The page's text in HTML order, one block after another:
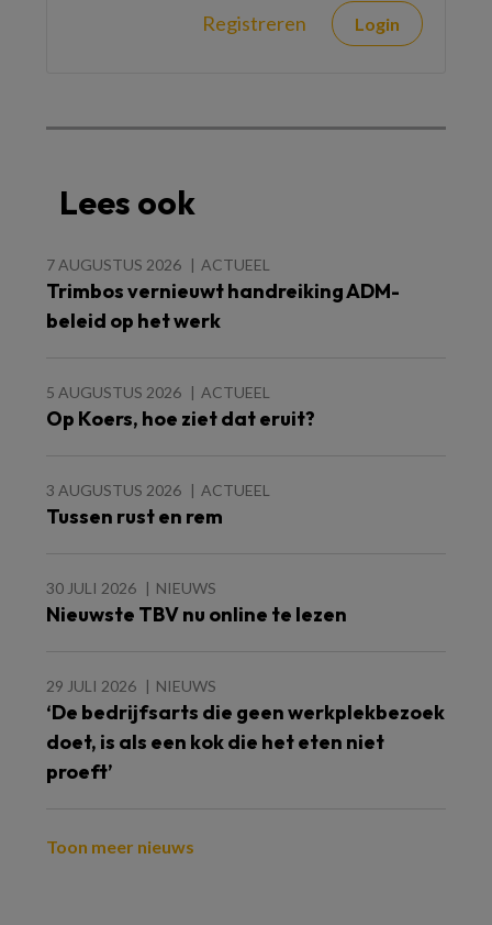
Registreren Login
Lees ook
7 AUGUSTUS 2026 ACTUEEL
Trimbos vernieuwt handreiking ADM-
beleid op het werk
5 AUGUSTUS 2026 ACTUEEL
Op Koers, hoe ziet dat eruit?
3 AUGUSTUS 2026 ACTUEEL
Tussen rust en rem
30 JULI 2026 NIEUWS
Nieuwste TBV nu online te lezen
29 JULI 2026 NIEUWS
‘De bedrijfsarts die geen werkplekbezoek
doet, is als een kok die het eten niet
proeft’
Toon meer nieuws